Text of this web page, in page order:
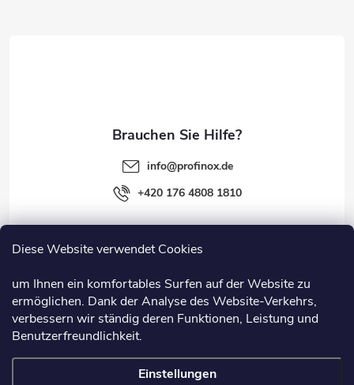
Diese Website verwendet Cookies
um Ihnen ein komfortables Surfen auf der Website zu
ermöglichen. Dank der Analyse des Website-Verkehrs,
verbessern wir ständig deren Funktionen, Leistung und
Benutzerfreundlichkeit.
Einstellungen
Information
info@profinox.de
+420 176 4808 1810